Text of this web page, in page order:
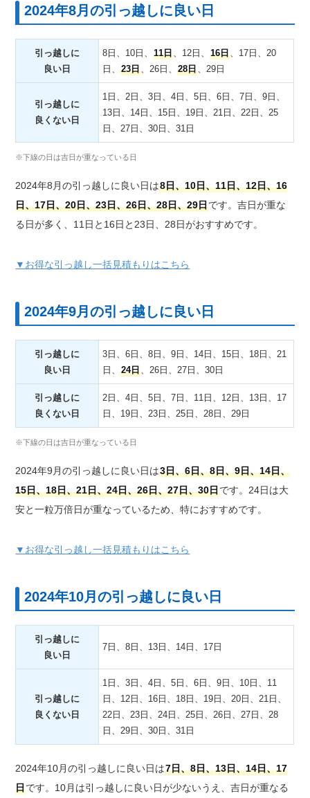
2024年8月の引っ越しに良い日
引っ越しに
良い日
8日、10日、11日、12日、16日、17日、20
日、23日、26日、28日、29日
引っ越しに
良くない日
1日、2日、3日、4日、5日、6日、7日、9日、
13日、14日、15日、19日、21日、22日、25
日、27日、30日、31日
※下線の日は吉日が重なっている日
2024年8月の引っ越しに良い日は8日、10日、11日、12日、16
日、17日、20日、23日、26日、28日、29日です。吉日が重な
る日が多く、11日と16日と23日、28日がおすすめです。
▼お得な引っ越し一括見積もりはこちら
2024年9月の引っ越しに良い日
引っ越しに
良い日
3日、6日、8日、9日、14日、15日、18日、21
日、24日、26日、27日、30日
引っ越しに
良くない日
2日、4日、5日、7日、11日、12日、13日、17
日、19日、23日、25日、28日、29日
※下線の日は吉日が重なっている日
2024年9月の引っ越しに良い日は3日、6日、8日、9日、14日、
15日、18日、21日、24日、26日、27日、30日です。24日は大
安と一粒万倍日が重なっているため、特におすすめです。
▼お得な引っ越し一括見積もりはこちら
2024年10月の引っ越しに良い日
引っ越しに
良い日
7日、8日、13日、14日、17日
引っ越しに
良くない日
1日、3日、4日、5日、6日、9日、10日、11
日、12日、16日、18日、19日、20日、21日、
22日、23日、24日、25日、26日、27日、28
日、29日、30日、31日
2024年10月の引っ越しに良い日は7日、8日、13日、14日、17
日です。10月は引っ越しに良い日が少ないうえ、吉日が重なる